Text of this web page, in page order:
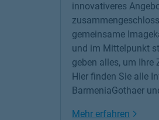
innovativeres
gemeinsame
und im Mittelpunkt
geben alles, um Ihre
Hier finden Sie alle
BarmeniaGothaer
Mehr erfahren Link